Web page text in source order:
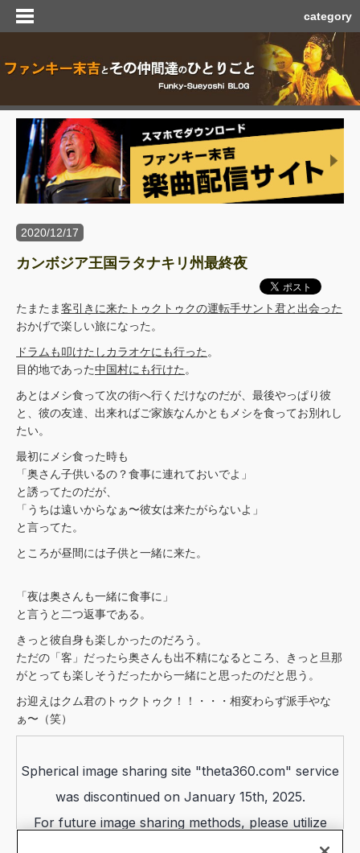
category
2020/12/17
カンボジア王国ラタナキリ州最終夜
たまたま客引きに来たトゥクトゥクの運転手サント君と出会った
おかげで楽しい旅になった。
ドラムも叩けたしカラオケにも行った。
目的地であった中国村にも行けた。
あとはメシ食って次の街へ行くだけなのだが、最後やっぱり彼
と、彼の友達、出来ればご家族なんかともメシを食ってお別れし
たい。
最初にメシ食った時も
「奥さん子供いるの？食事に連れておいでよ」
と誘ってたのだが、
「うちは遠いからなぁ〜彼女は来たがらないよ」
と言ってた。
ところが昼間には子供と一緒に来た。
「夜は奥さんも一緒に食事に」
と言うと二つ返事である。
きっと彼自身も楽しかったのだろう。
ただの「客」だったら奥さんも出不精になるところ、きっと旦那
がとっても楽しそうだったから一緒にと思ったのだと思う。
お迎えはクム君のトゥクトゥク！！・・・相変わらず派手やな
ぁ〜（笑）